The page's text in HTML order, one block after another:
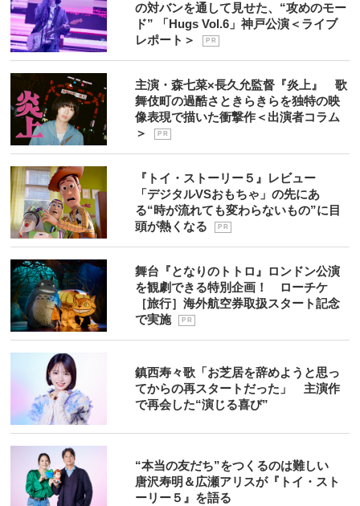
の対バンを通して見せた、“攻めのモー
ド” 「Hugs Vol.6」神戸公演＜ライブ
レポート＞
P R
主演・森七菜×長久允監督『炎上』 歌
舞伎町の過酷さときらきらを独特の映
像表現で描いた衝撃作＜出演者コラム
＞
P R
『トイ・ストーリー５』レビュー
「デジタルVSおもちゃ」の先にあ
る“時が流れても変わらないもの”に目
頭が熱くなる
P R
舞台『となりのトトロ』ロンドン公演
を観劇できる特別企画！ ローチケ
［旅行］海外航空券取扱スタート記念
で実施
P R
鎮西寿々歌「お芝居を辞めようと思っ
てからの再スタートだった」 主演作
で再会した“演じる喜び”
“本当の友だち”をつくるのは難しい
唐沢寿明＆広瀬アリスが『トイ・スト
ーリー５』を語る